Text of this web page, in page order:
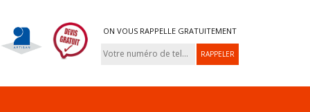
ON VOUS RAPPELLE GRATUITEMENT